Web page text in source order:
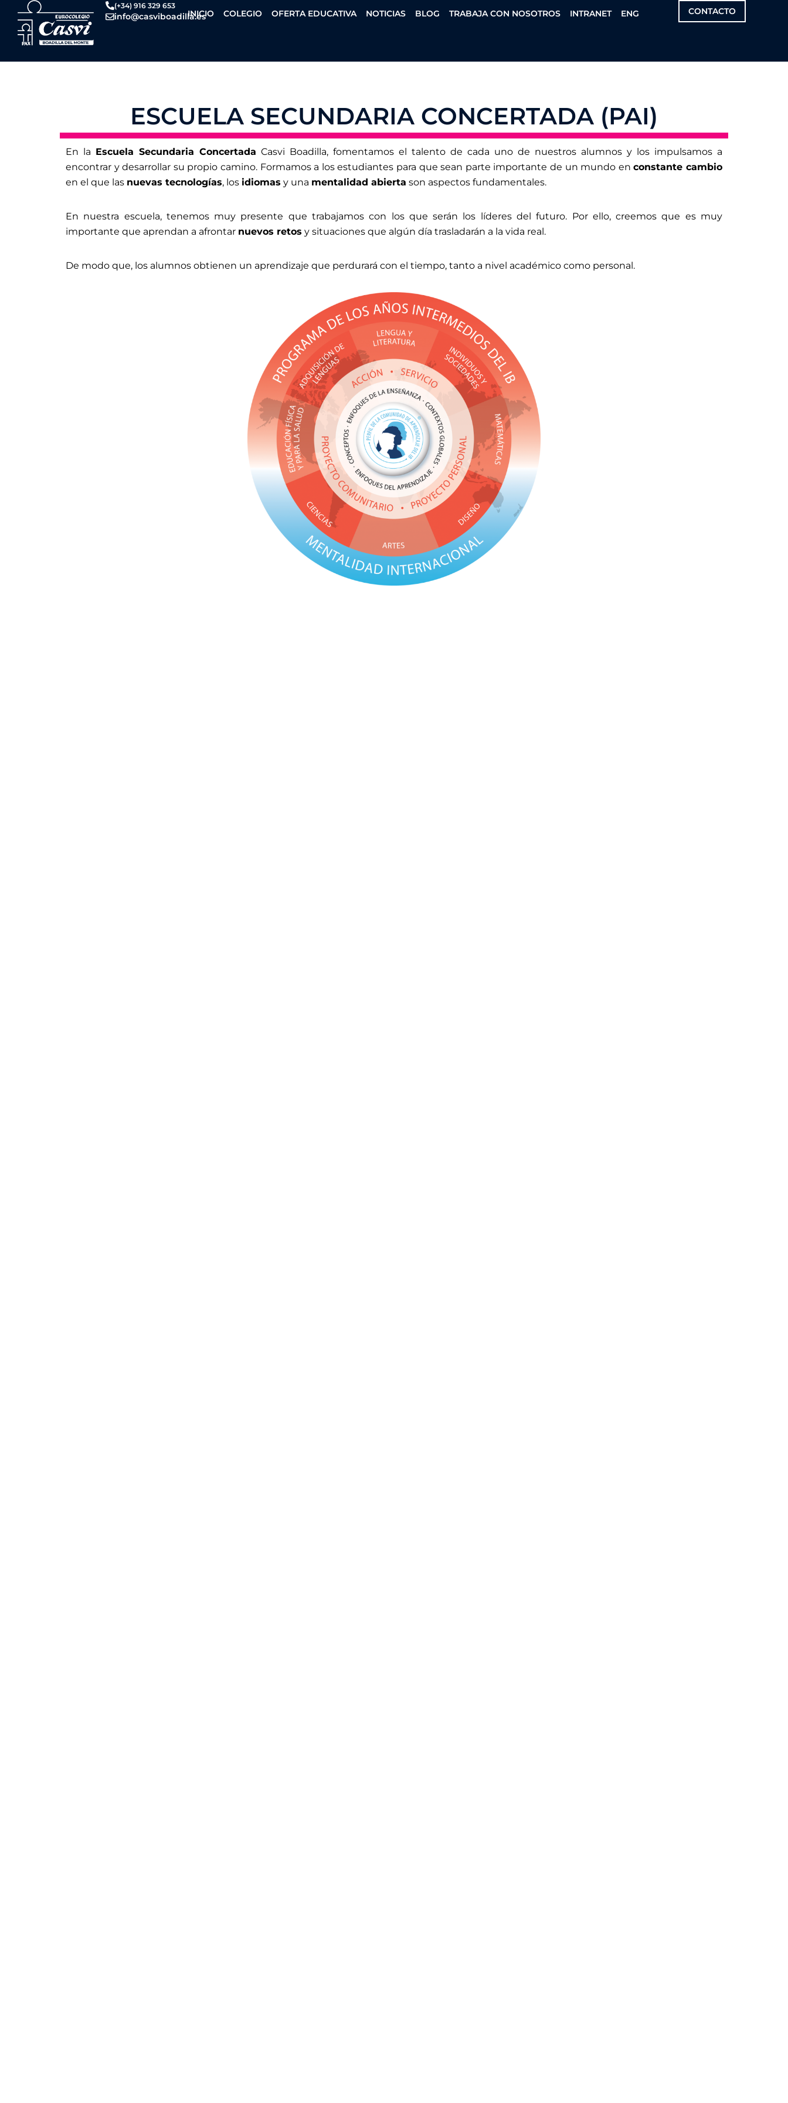
contenido
(+34) 916 329 653
info@casviboadilla.es
INICIO COLEGIO OFERTA EDUCATIVA NOTICIAS BLOG TRABAJA CON NOSOTROS INTRANET ENG CONTACTO
ESCUELA SECUNDARIA CONCERTADA (PAI)
En la Escuela Secundaria Concertada Casvi Boadilla, fomentamos el talento de cada uno de nuestros alumnos y los impulsamos a
encontrar y desarrollar su propio camino. Formamos a los estudiantes para que sean parte importante de un mundo enconstante cambio
en el que las nuevas tecnologías, los idiomas y una mentalidad abierta son aspectos fundamentales.
En nuestra escuela, tenemos muy presente que trabajamos con los que serán los líderes del futuro. Por ello, creemos que es muy
importante que aprendan a afrontar nuevos retos y situaciones que algún día trasladarán a la vida real.
De modo que, los alumnos obtienen un aprendizaje que perdurará con el tiempo, tanto a nivel académico como personal.